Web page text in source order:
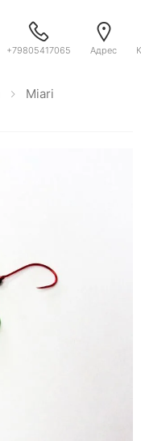
+79805417065 Адрес
Miari